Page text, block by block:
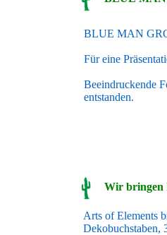
BLUE MAN
Für eine
Beeindruckende
entstanden.
Wir bringen
Arts of Elements
Dekobuchstaben,